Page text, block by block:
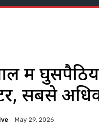
में
सबसे
May 29, 2026